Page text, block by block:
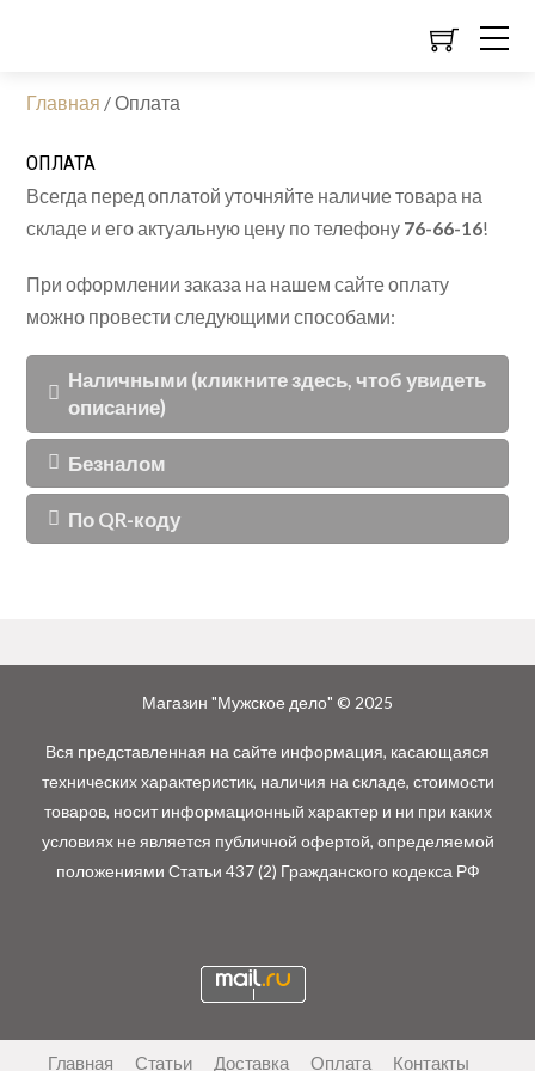
Главная /Оплата
ОПЛАТА
Всегда перед оплатой уточняйте наличие товара на
складе и его актуальную цену по телефону 76-66-16!
При оформлении заказа на нашем сайте оплату
можно провести следующими способами:
Наличными (кликните здесь, чтоб увидеть
описание)
Безналом
По QR-коду
Магазин "Мужское дело" © 2025
Вся представленная на сайте информация, касающаяся
технических характеристик, наличия на складе, стоимости
товаров, носит информационный характер и ни при каких
условиях не является публичной офертой, определяемой
положениями Статьи 437 (2) Гражданского кодекса РФ
Главная Статьи Доставка Оплата Контакты